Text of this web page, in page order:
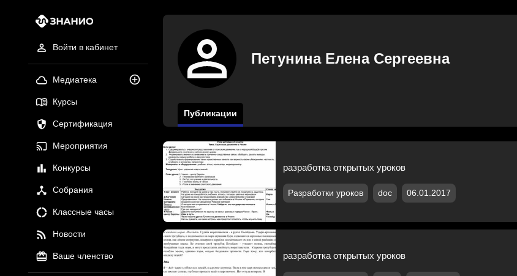
Войти в кабинет
Медиатека
Курсы
Сертификация
Мероприятия
Конкурсы
Собрания
Классные часы
Новости
Ваше членство
Петунина Елена Сергеевна
Публикации
разработка открытых уроков
Разработки уроков doc 06.01.2017
разработка открытых уроков